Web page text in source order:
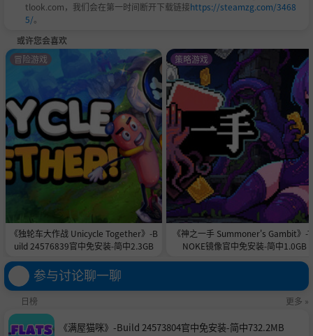
tlook.com，我们会在第一时间断开下载链接https://steamzg.com/3468
5/。
或许您会喜欢
《独轮车大作战 Unicycle Together》-B
uild 24576839官中免安装-简中2.3GB
冒险游戏
《神之一手 Summoner's Gambit》-
NOKE镜像官中免安装-简中1.0GB
策略游戏
参与讨论聊一聊
日榜 更多 »
《满屋猫咪》-Build 24573804官中免安装-简中732.2MB